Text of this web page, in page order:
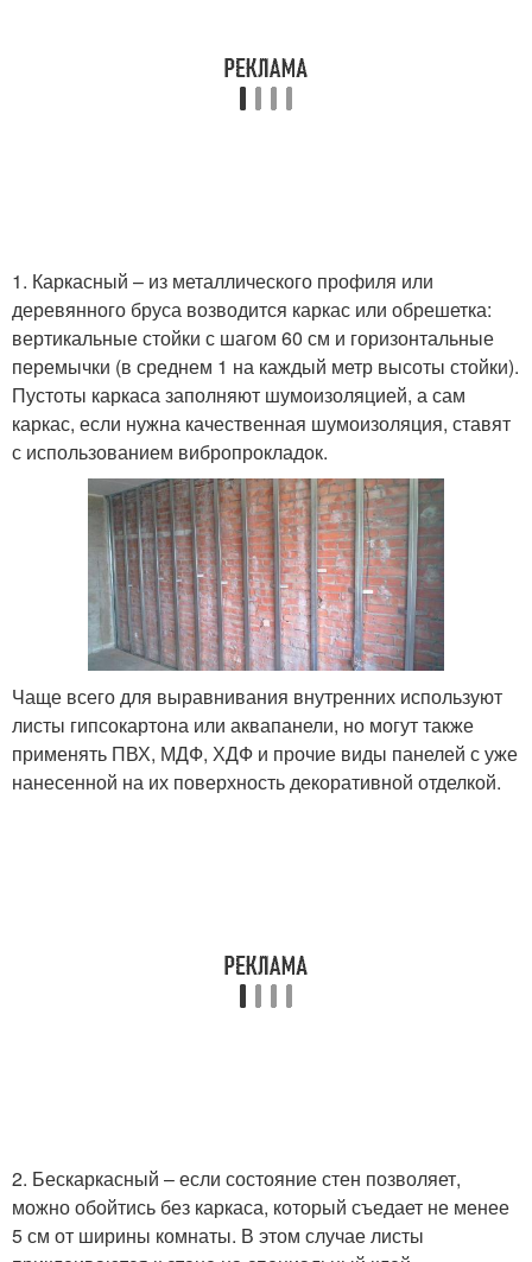
1. Каркасный – из металлического профиля или
деревянного бруса возводится каркас или обрешетка:
вертикальные стойки с шагом 60 см и горизонтальные
перемычки (в среднем 1 на каждый метр высоты стойки).
Пустоты каркаса заполняют шумоизоляцией, а сам
каркас, если нужна качественная шумоизоляция, ставят
с использованием вибропрокладок.
Чаще всего для выравнивания внутренних используют
листы гипсокартона или аквапанели, но могут также
применять ПВХ, МДФ, ХДФ и прочие виды панелей с уже
нанесенной на их поверхность декоративной отделкой.
2. Бескаркасный – если состояние стен позволяет,
можно обойтись без каркаса, который съедает не менее
5 см от ширины комнаты. В этом случае листы